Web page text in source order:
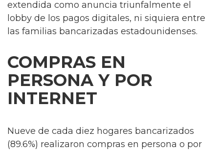
extendida como anuncia triunfalmente el
lobby de los pagos digitales, ni siquiera entre
las familias bancarizadas estadounidenses.
COMPRAS EN
PERSONA Y POR
INTERNET
Nueve de cada diez hogares bancarizados
(89.6%) realizaron compras en persona o por